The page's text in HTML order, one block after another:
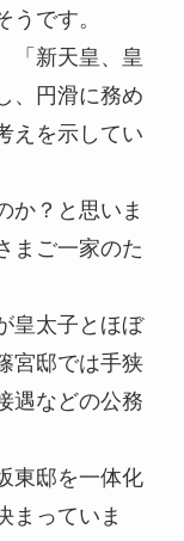
です。
「新天皇、皇
、円滑に務め
えを示してい
か？と思いま
まご一家のた
皇太子とほぼ
宮邸では手狭
遇などの公務
東邸を一体化
まっていま